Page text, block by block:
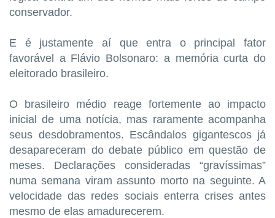
conservador.
E é justamente aí que entra o principal fator
favorável a Flávio Bolsonaro: a memória curta do
eleitorado brasileiro.
O brasileiro médio reage fortemente ao impacto
inicial de uma notícia, mas raramente acompanha
seus desdobramentos. Escândalos gigantescos já
desapareceram do debate público em questão de
meses. Declarações consideradas “gravíssimas”
numa semana viram assunto morto na seguinte. A
velocidade das redes sociais enterra crises antes
mesmo de elas amadurecerem.